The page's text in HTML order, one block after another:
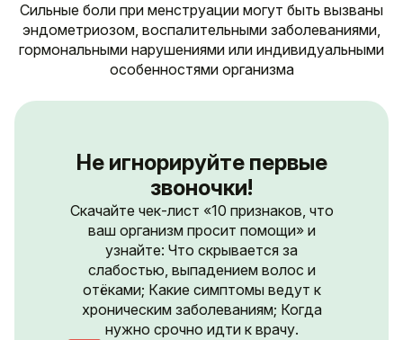
Сильные боли при менструации могут быть вызваны
эндометриозом, воспалительными заболеваниями,
гормональными нарушениями или индивидуальными
особенностями организма
Не игнорируйте первые
звоночки!
Скачайте чек-лист «10 признаков, что
ваш организм просит помощи» и
узнайте: Что скрывается за
слабостью, выпадением волос и
отёками; Какие симптомы ведут к
хроническим заболеваниям; Когда
нужно срочно идти к врачу.